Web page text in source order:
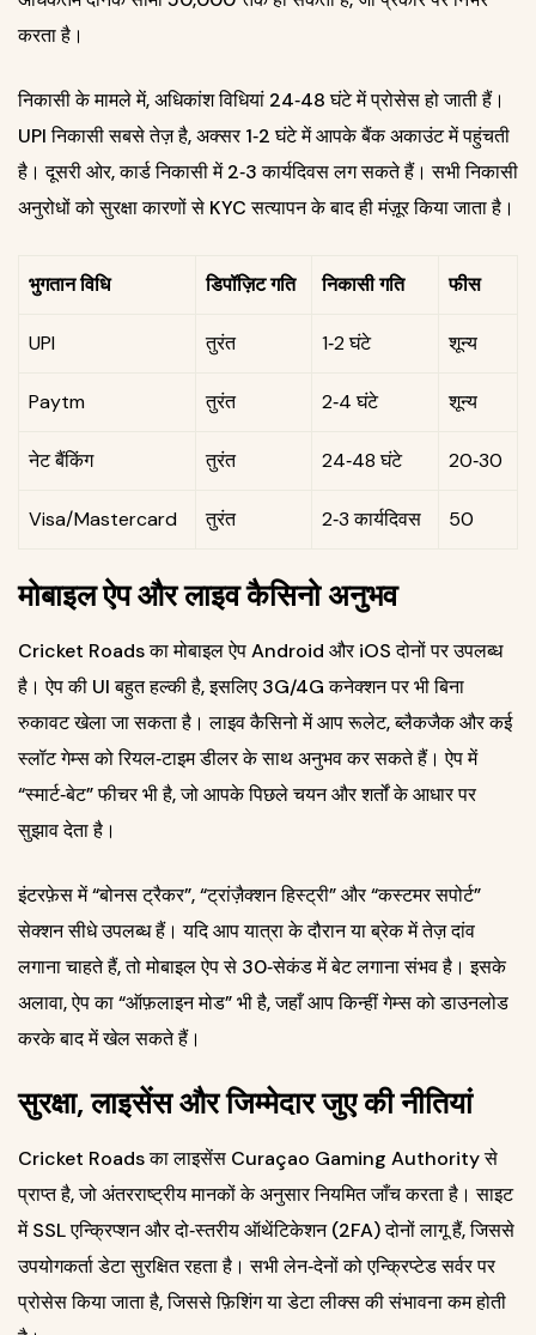
करता है।
निकासी के मामले में, अधिकांश विधियां 24‑48 घंटे में प्रोसेस हो जाती हैं।
UPI निकासी सबसे तेज़ है, अक्सर 1‑2 घंटे में आपके बैंक अकाउंट में पहुंचती
है। दूसरी ओर, कार्ड निकासी में 2‑3 कार्यदिवस लग सकते हैं। सभी निकासी
अनुरोधों को सुरक्षा कारणों से KYC सत्यापन के बाद ही मंज़ूर किया जाता है।
भुगतान विधि डिपॉज़िट गति निकासी गति फीस
UPI तुरंत 1‑2 घंटे शून्य
Paytm तुरंत 2‑4 घंटे शून्य
नेट बैंकिंग तुरंत 24‑48 घंटे ₹20‑₹30
Visa/Mastercard तुरंत 2‑3 कार्यदिवस ₹50
मोबाइल ऐप और लाइव कैसिनो अनुभव
Cricket Roads का मोबाइल ऐप Android और iOS दोनों पर उपलब्ध
है। ऐप की UI बहुत हल्की है, इसलिए 3G/4G कनेक्शन पर भी बिना
रुकावट खेला जा सकता है। लाइव कैसिनो में आप रूलेट, ब्लैकजैक और कई
स्लॉट गेम्स को रियल‑टाइम डीलर के साथ अनुभव कर सकते हैं। ऐप में
“स्मार्ट‑बेट” फीचर भी है, जो आपके पिछले चयन और शर्तों के आधार पर
सुझाव देता है।
इंटरफ़ेस में “बोनस ट्रैकर”, “ट्रांज़ैक्शन हिस्ट्री” और “कस्टमर सपोर्ट”
सेक्शन सीधे उपलब्ध हैं। यदि आप यात्रा के दौरान या ब्रेक में तेज़ दांव
लगाना चाहते हैं, तो मोबाइल ऐप से 30‑सेकंड में बेट लगाना संभव है। इसके
अलावा, ऐप का “ऑफ़लाइन मोड” भी है, जहाँ आप किन्हीं गेम्स को डाउनलोड
करके बाद में खेल सकते हैं।
सुरक्षा, लाइसेंस और जिम्मेदार जुए की नीतियां
Cricket Roads का लाइसेंस Curaçao Gaming Authority से
प्राप्त है, जो अंतरराष्ट्रीय मानकों के अनुसार नियमित जाँच करता है। साइट
में SSL एन्क्रिप्शन और दो‑स्तरीय ऑथेंटिकेशन (2FA) दोनों लागू हैं, जिससे
उपयोगकर्ता डेटा सुरक्षित रहता है। सभी लेन‑देनों को एन्क्रिप्टेड सर्वर पर
प्रोसेस किया जाता है, जिससे फ़िशिंग या डेटा लीक्स की संभावना कम होती